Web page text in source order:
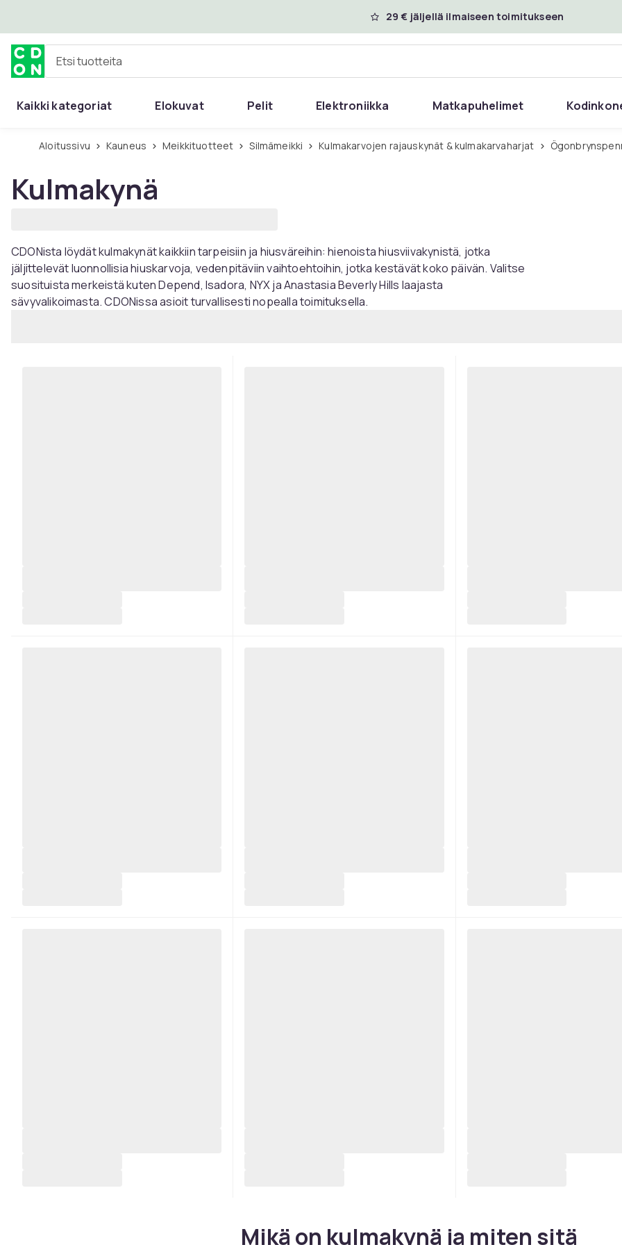
29 € jäljellä ilmaiseen toimitukseen
Etsi tuotteita
Kaikki kategoriat Elokuvat Pelit Elektroniikka Matkapuhelimet
Aloitussivu Kauneus Meikkituotteet Silmämeikki Kulmakarvojen rajauskynät & kulmakarvaharjat
Kulmakynä
CDONista löydät kulmakynät kaikkiin tarpeisiin ja hiusväreihin: hienoista hiusviivakynistä, jotka
jäljittelevät luonnollisia hiuskarvoja, vedenpitäviin vaihtoehtoihin, jotka kestävät koko päivän. Valitse
suosituista merkeistä kuten Depend, Isadora, NYX ja Anastasia Beverly Hills laajasta
sävyvalikoimasta. CDONissa asioit turvallisesti nopealla toimituksella.
Mikä on kulmakynä ja miten sitä